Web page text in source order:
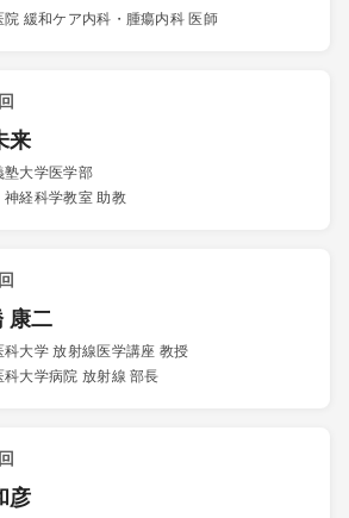
院 緩和ケア内科・腫瘍内科 医師
来
塾大学医学部
神経科学教室 助教
康二
科大学 放射線医学講座 教授
科大学病院 放射線 部長
彦